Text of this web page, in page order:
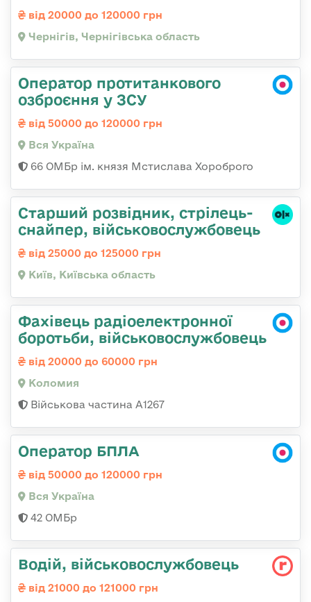
від 20000 до 120000 грн
Чернігів, Чернігівська область
Оператор протитанкового
озброєння у ЗСУ
від 50000 до 120000 грн
Вся Україна
66 ОМБр ім. князя Мстислава Хороброго
Стаpший pозвідник, стрілець-
снайпеp, військовослужбовець
від 25000 до 125000 грн
Київ, Київська область
Фахівець радіоелектронної
боротьби, військовослужбовець
від 20000 до 60000 грн
Коломия
Військова частина А1267
Оператор БПЛА
від 50000 до 120000 грн
Вся Україна
42 ОМБр
Водій, військовослужбовець
від 21000 до 121000 грн